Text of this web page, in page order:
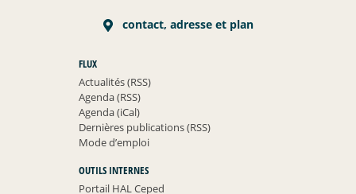
contact, adresse et plan
FLUX
Actualités (RSS)
Agenda (RSS)
Agenda (iCal)
Dernières publications (RSS)
Mode d’emploi
OUTILS INTERNES
Portail HAL Ceped